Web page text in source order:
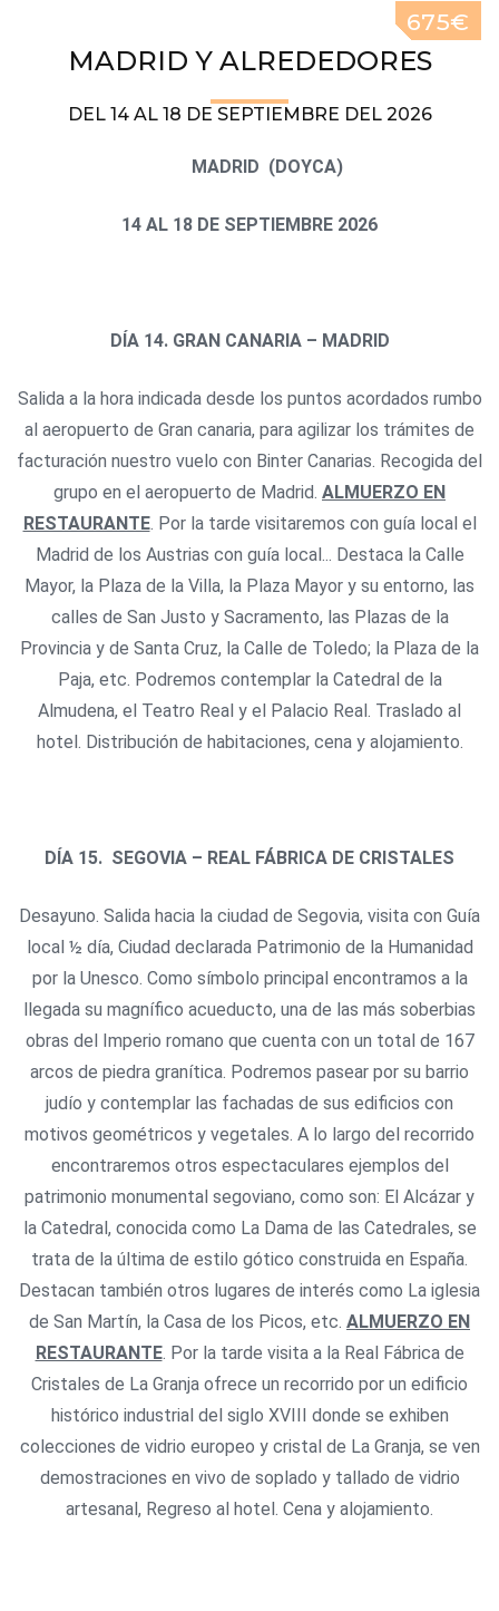
MADRID Y ALREDEDORES
DEL 14 AL 18 DE SEPTIEMBRE DEL 2026
675€
MADRID (DOYCA)
14 AL 18 DE SEPTIEMBRE 2026
DÍA 14. GRAN CANARIA – MADRID
Salida a la hora indicada desde los puntos acordados rumbo
al aeropuerto de Gran canaria, para agilizar los trámites de
facturación nuestro vuelo con Binter Canarias. Recogida del
grupo en el aeropuerto de Madrid. ALMUERZO EN
RESTAURANTE. Por la tarde visitaremos con guía local el
Madrid de los Austrias con guía local... Destaca la Calle
Mayor, la Plaza de la Villa, la Plaza Mayor y su entorno, las
calles de San Justo y Sacramento, las Plazas de la
Provincia y de Santa Cruz, la Calle de Toledo; la Plaza de la
Paja, etc. Podremos contemplar la Catedral de la
Almudena, el Teatro Real y el Palacio Real. Traslado al
hotel. Distribución de habitaciones, cena y alojamiento.
DÍA 15. SEGOVIA – REAL FÁBRICA DE CRISTALES
Desayuno. Salida hacia la ciudad de Segovia, visita con Guía
local ½ día, Ciudad declarada Patrimonio de la Humanidad
por la Unesco. Como símbolo principal encontramos a la
llegada su magnífico acueducto, una de las más soberbias
obras del Imperio romano que cuenta con un total de 167
arcos de piedra granítica. Podremos pasear por su barrio
judío y contemplar las fachadas de sus edificios con
motivos geométricos y vegetales. A lo largo del recorrido
encontraremos otros espectaculares ejemplos del
patrimonio monumental segoviano, como son: El Alcázar y
la Catedral, conocida como La Dama de las Catedrales, se
trata de la última de estilo gótico construida en España.
Destacan también otros lugares de interés como La iglesia
de San Martín, la Casa de los Picos, etc. ALMUERZO EN
RESTAURANTE. Por la tarde visita a la Real Fábrica de
Cristales de La Granja ofrece un recorrido por un edificio
histórico industrial del siglo XVIII donde se exhiben
colecciones de vidrio europeo y cristal de La Granja, se ven
demostraciones en vivo de soplado y tallado de vidrio
artesanal, Regreso al hotel. Cena y alojamiento.